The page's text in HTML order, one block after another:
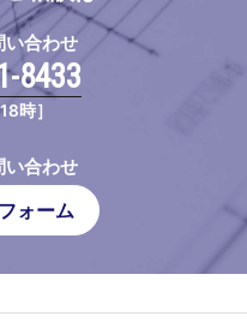
い合わせ
8433
時］
い合わせ
ォーム